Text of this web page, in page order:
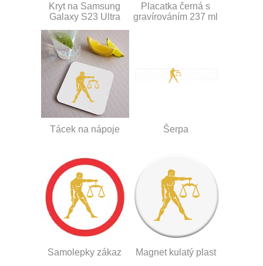
Kryt na Samsung
Galaxy S23 Ultra
Placatka černá s
gravírováním 237 ml
Tácek na nápoje Šerpa
Samolepky zákaz Magnet kulatý plast